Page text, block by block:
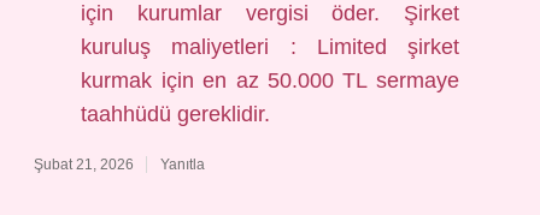
için kurumlar vergisi öder. Şirket
kuruluş maliyetleri : Limited şirket
kurmak için en az 50.000 TL sermaye
taahhüdü gereklidir.
Şubat 21, 2026 Yanıtla